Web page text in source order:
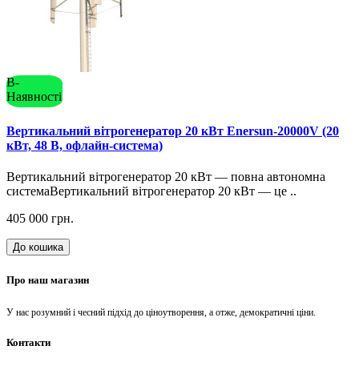
В-
Наявності
Вертикальний вітрогенератор 20 кВт Enersun-20000V (20
кВт, 48 В, офлайн-система)
Вертикальний вітрогенератор 20 кВт — повна автономна
системаВертикальний вітрогенератор 20 кВт — це ..
405 000 грн.
До кошика
Про наш магазин
У нас розумний і чесний підхід до ціноутворення, а отже, демократичні ціни.
Контакти